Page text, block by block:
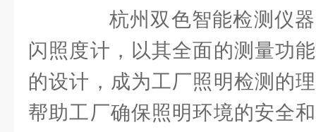
杭州双色智能检测仪器
闪照度计，以其全面的测量功
的设计，成为工厂照明检测的
帮助工厂确保照明环境的安全